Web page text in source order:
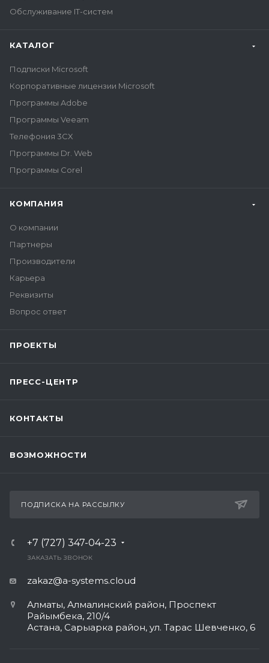
Обслуживание IT-систем
КАТАЛОГ
Подписки Microsoft
Корпоративные лицензии Microsoft
Программы Adobe
Программы Veeam
Телефония 3CX
Программы Dr. Web
Программы Corel
КОМПАНИЯ
О компании
Партнеры
Производители
Карьера
Реквизиты
Вопрос ответ
ПРОЕКТЫ
ПРЕСС-ЦЕНТР
КОНТАКТЫ
ВОЗМОЖНОСТИ
ПОДПИСКА НА РАССЫЛКУ
+7 (727) 347-04-23
ЗАКАЗАТЬ ЗВОНОК
zakaz@a-systems.cloud
Алматы, ​Алмалинский район, Проспект
Райымбека, 210/4
Астана, Сарыарка район, ул. Тарас Шевченко, 6​